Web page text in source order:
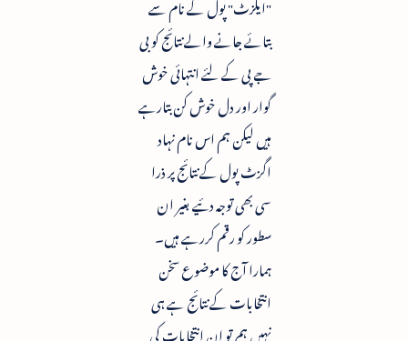
بتائے جانے والے نتائج کو بی
جے پی کے لئے انتہائی خوش
گوار اور دل خوش کن بتارہے
ہیں لیکن ہم اس نام نہاد
اگزٹ پول کے نتائج پر ذرا
سی بھی توجہ دئیے بغیر ان
سطور کو رقم کررہے ہیں۔
ہمارا آج کا موضوع سخن
انتخابات کے نتائج ہے ہی
نہیں ہم تو ان انتخابات کی